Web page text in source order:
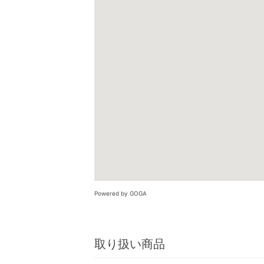
Powered by GOGA
取り扱い商品